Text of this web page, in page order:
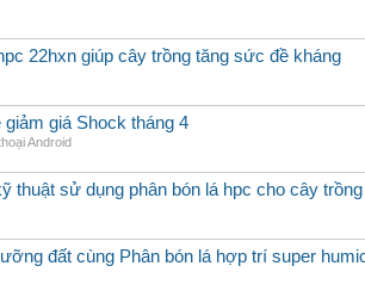
22hxn giúp cây trồng tăng sức đề kháng
giảm giá Shock tháng 4
Android
thuật sử dụng phân bón lá hpc cho cây trồng
đất cùng Phân bón lá hợp trí super